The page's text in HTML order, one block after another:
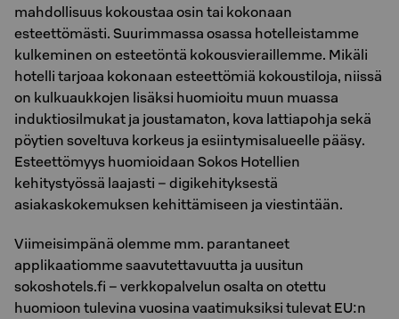
mahdollisuus kokoustaa osin tai kokonaan
esteettömästi. Suurimmassa osassa hotelleistamme
kulkeminen on esteetöntä kokousvieraillemme. Mikäli
hotelli tarjoaa kokonaan esteettömiä kokoustiloja, niissä
on kulkuaukkojen lisäksi huomioitu muun muassa
induktiosilmukat ja joustamaton, kova lattiapohja sekä
pöytien soveltuva korkeus ja esiintymisalueelle pääsy.
Esteettömyys huomioidaan Sokos Hotellien
kehitystyössä laajasti – digikehityksestä
asiakaskokemuksen kehittämiseen ja viestintään.
Viimeisimpänä olemme mm. parantaneet
applikaatiomme saavutettavuutta ja uusitun
sokoshotels.fi – verkkopalvelun osalta on otettu
huomioon tulevina vuosina vaatimuksiksi tulevat EU:n